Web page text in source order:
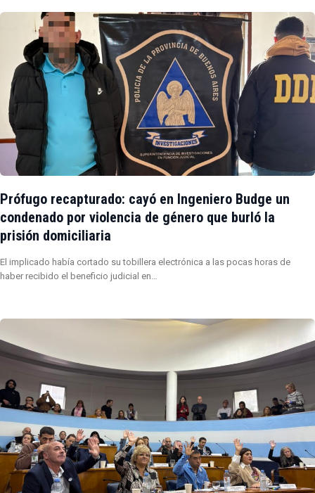
Prófugo recapturado: cayó en Ingeniero Budge un
condenado por violencia de género que burló la
prisión domiciliaria
El implicado había cortado su tobillera electrónica a las pocas horas de
haber recibido el beneficio judicial en…